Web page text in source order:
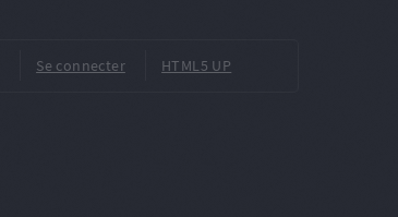
Se connecter HTML5 UP